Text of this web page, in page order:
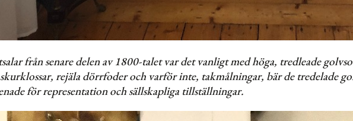
från senare delen av 1800-talet var det vanligt med höga, tredleade
rejäla dörrfoder och varför inte, takmålningar, bär de tredelade
för representation och sällskapliga tillställningar.